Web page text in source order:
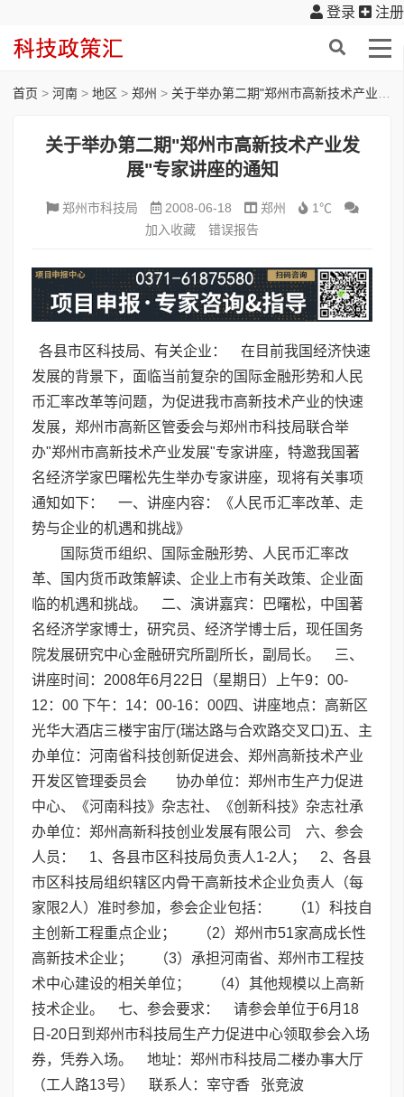
登录 注册
首页 > 河南 > 地区 > 郑州 > 关于举办第二期"郑州市高新技术产业发展"专家讲座的通知
关于举办第二期"郑州市高新技术产业发
展"专家讲座的通知
郑州市科技局 2008-06-18 郑州
1℃
加入收藏
错误报告
各县市区科技局、有关企业： 在目前我国经济快速
发展的背景下，面临当前复杂的国际金融形势和人民
币汇率改革等问题，为促进我市高新技术产业的快速
发展，郑州市高新区管委会与郑州市科技局联合举
办"郑州市高新技术产业发展"专家讲座，特邀我国著
名经济学家巴曙松先生举办专家讲座，现将有关事项
通知如下： 一、讲座内容：《人民币汇率改革、走
势与企业的机遇和挑战》
国际货币组织、国际金融形势、人民币汇率改
革、国内货币政策解读、企业上市有关政策、企业面
临的机遇和挑战。 二、演讲嘉宾：巴曙松，中国著
名经济学家博士，研究员、经济学博士后，现任国务
院发展研究中心金融研究所副所长，副局长。 三、
讲座时间：2008年6月22日（星期日）上午9：00-
12：00 下午：14：00-16：00四、讲座地点：高新区
光华大酒店三楼宇宙厅(瑞达路与合欢路交叉口)五、主
办单位：河南省科技创新促进会、郑州高新技术产业
开发区管理委员会 协办单位：郑州市生产力促进
中心、《河南科技》杂志社、《创新科技》杂志社承
办单位：郑州高新科技创业发展有限公司 六、参会
人员： 1、各县市区科技局负责人1-2人； 2、各县
市区科技局组织辖区内骨干高新技术企业负责人（每
家限2人）准时参加，参会企业包括： （1）科技自
主创新工程重点企业； （2）郑州市51家高成长性
高新技术企业； （3）承担河南省、郑州市工程技
术中心建设的相关单位； （4）其他规模以上高新
技术企业。 七、参会要求： 请参会单位于6月18
日-20日到郑州市科技局生产力促进中心领取参会入场
券，凭券入场。 地址：郑州市科技局二楼办事大厅
（工人路13号） 联系人：宰守香 张竞波